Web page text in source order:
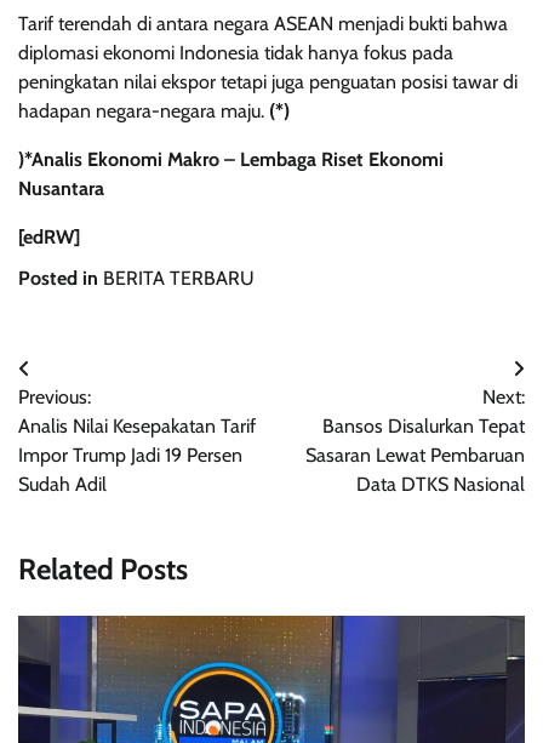
Tarif terendah di antara negara ASEAN menjadi bukti bahwa
diplomasi ekonomi Indonesia tidak hanya fokus pada
peningkatan nilai ekspor tetapi juga penguatan posisi tawar di
hadapan negara-negara maju. (*)
)*Analis Ekonomi Makro – Lembaga Riset Ekonomi
Nusantara
[edRW]
Posted in BERITA TERBARU
Navigasi
pos
Previous:
Analis Nilai Kesepakatan Tarif
Impor Trump Jadi 19 Persen
Sudah Adil
Next:
Bansos Disalurkan Tepat
Sasaran Lewat Pembaruan
Data DTKS Nasional
Related Posts